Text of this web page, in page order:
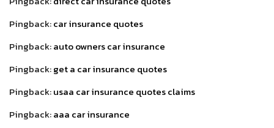
Pingback:car insurance quotes
Pingback:auto owners car insurance
Pingback:get a car insurance quotes
Pingback:usaa car insurance quotes claims
Pingback:aaa car insurance